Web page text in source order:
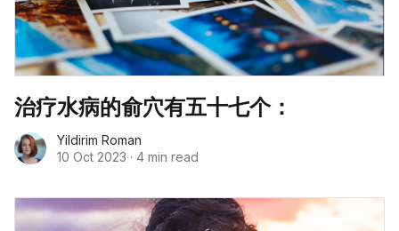
治疗水病的俞穴有五十七个：
Yildirim Roman
10 Oct 2023 · 4 min read